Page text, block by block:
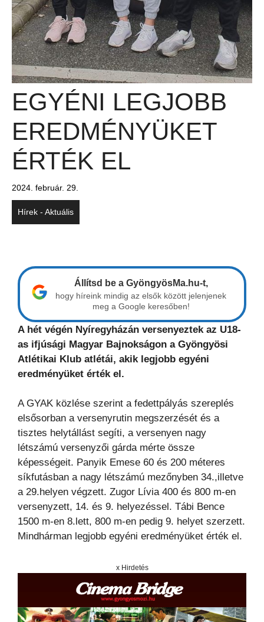
EGYÉNI LEGJOBB
EREDMÉNYÜKET
ÉRTÉK EL
2024. február. 29.
Hírek - Aktuális
Állítsd be a GyöngyösMa.hu-t,
hogy híreink mindig az elsők között jelenjenek
meg a Google keresőben!
A hét végén Nyíregyházán versenyeztek az U18-
as ifjúsági Magyar Bajnokságon a Gyöngyösi
Atlétikai Klub atlétái, akik legjobb egyéni
eredményüket érték el.
A GYAK közlése szerint a fedettpályás szereplés
elsősorban a versenyrutin megszerzését és a
tisztes helytállást segíti, a versenyen nagy
létszámú versenyzői gárda mérte össze
képességeit. Panyik Emese 60 és 200 méteres
síkfutásban a nagy létszámú mezőnyben 34.,illetve
a 29.helyen végzett. Zugor Lívia 400 és 800 m-en
versenyzett, 14. és 9. helyezéssel. Tábi Bence
1500 m-en 8.lett, 800 m-en pedig 9. helyet szerzett.
Mindhárman legjobb egyéni eredményüket érték el.
x Hirdetés